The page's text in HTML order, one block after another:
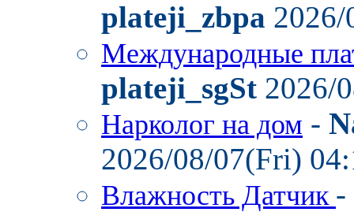
plateji_zbpa
Международные
plateji_sgSt 2026/
Нарколог на дом -
2026/08/07(Fri)
Влажность Датчик -